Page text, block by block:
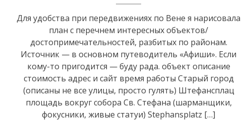
Для удобства при передвижениях по Вене я нарисовала
план с перечнем интересных объектов/
достопримечательностей, разбитых по районам.
Источник — в основном путеводитель «Афиши». Если
кому-то пригодится — буду рада. объект описание
стоимость адрес и сайт время работы Старый город
(описаны не все улицы, просто гулять) Штефансплац
площадь вокруг собора Св. Стефана (шарманщики,
фокусники, живые статуи) Stephansplatz […]